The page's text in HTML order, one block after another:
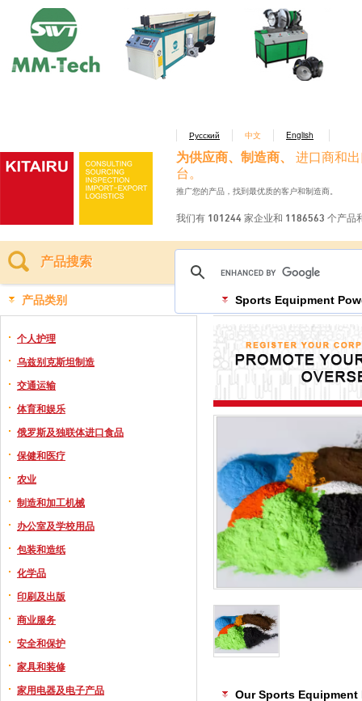
Русский 中文 English
为供应商、制造商、
进口商和
台。
推广您的产品，找到最优质的客户和制造商。
我们有 101244 家企业和 1186563 个产品
产品搜索
产品类别
个人护理
乌兹别克斯坦制造
交通运输
体育和娱乐
俄罗斯及独联体进口食品
保健和医疗
农业
制造和加工机械
办公室及学校用品
包装和造纸
化学品
印刷及出版
商业服务
安全和保护
家具和装修
家用电器及电子产品
Sports Equipment
Our Sports